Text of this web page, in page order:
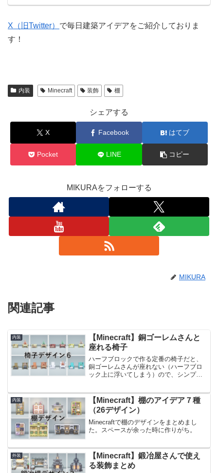
X（旧Twitter） で毎日建築アイデアをご紹介しておりま
す！
内装 Minecraft 装飾 棚
シェアする
X Facebook はてブ
Pocket LINE コピー
MIKURAをフォローする
MIKURA
関連記事
内装
【Minecraft】銅ゴーレムさんと
座れる椅子
ハーフブロックで作る定番の椅子だと、
銅ゴーレムさんが座れない（ハーフブロ
ック上に浮いてしまう）ので、シンプル
棚ブロックをメインに使用しているの
で、棚ブロックの木材別にご...
内装
【Minecraft】棚のアイデア７種
（26デザイン）
Minecraftで棚のデザインをまとめまし
た。スペースが余った時に作りがち。
外装
【Minecraft】鍛冶屋さんで使え
る装飾まとめ